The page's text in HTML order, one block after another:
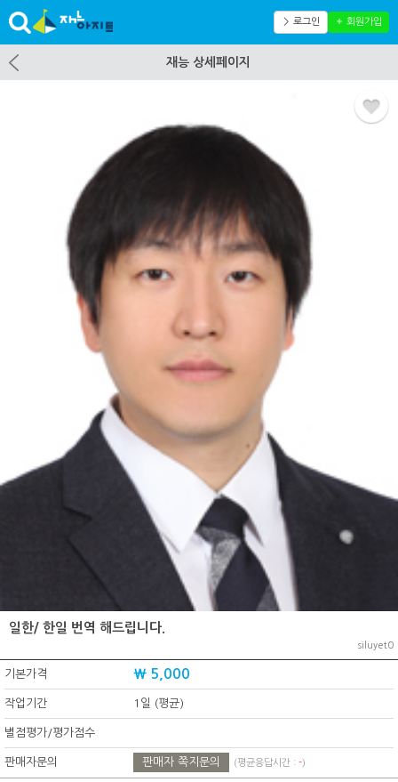
＞ 로그인 ＋ 회원가입
재능 상세페이지
일한/ 한일 번역 해드립니다.
siluyet0
기본가격 ₩ 5,000
작업기간 1일 (평균)
별점평가/평가점수
판매자문의 판매자 쪽지문의 (평균응답시간 : -)